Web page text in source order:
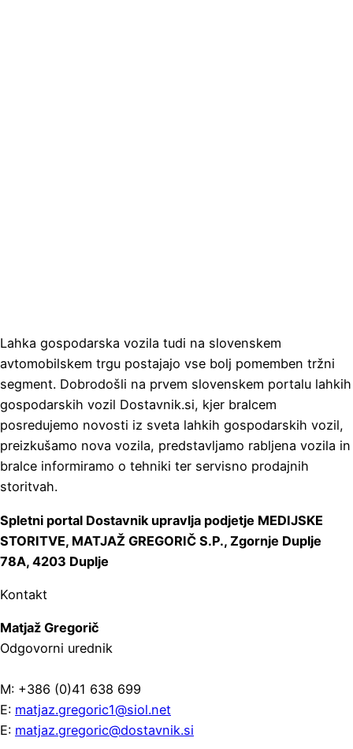
Lahka gospodarska vozila tudi na slovenskem
avtomobilskem trgu postajajo vse bolj pomemben tržni
segment. Dobrodošli na prvem slovenskem portalu lahkih
gospodarskih vozil Dostavnik.si, kjer bralcem
posredujemo novosti iz sveta lahkih gospodarskih vozil,
preizkušamo nova vozila, predstavljamo rabljena vozila in
bralce informiramo o tehniki ter servisno prodajnih
storitvah.
Spletni portal Dostavnik upravlja podjetje MEDIJSKE
STORITVE, MATJAŽ GREGORIČ S.P., Zgornje Duplje
78A, 4203 Duplje
Kontakt
Matjaž Gregorič
Odgovorni urednik
M: +386 (0)41 638 699
E: matjaz.gregoric1@siol.net
E: matjaz.gregoric@dostavnik.si